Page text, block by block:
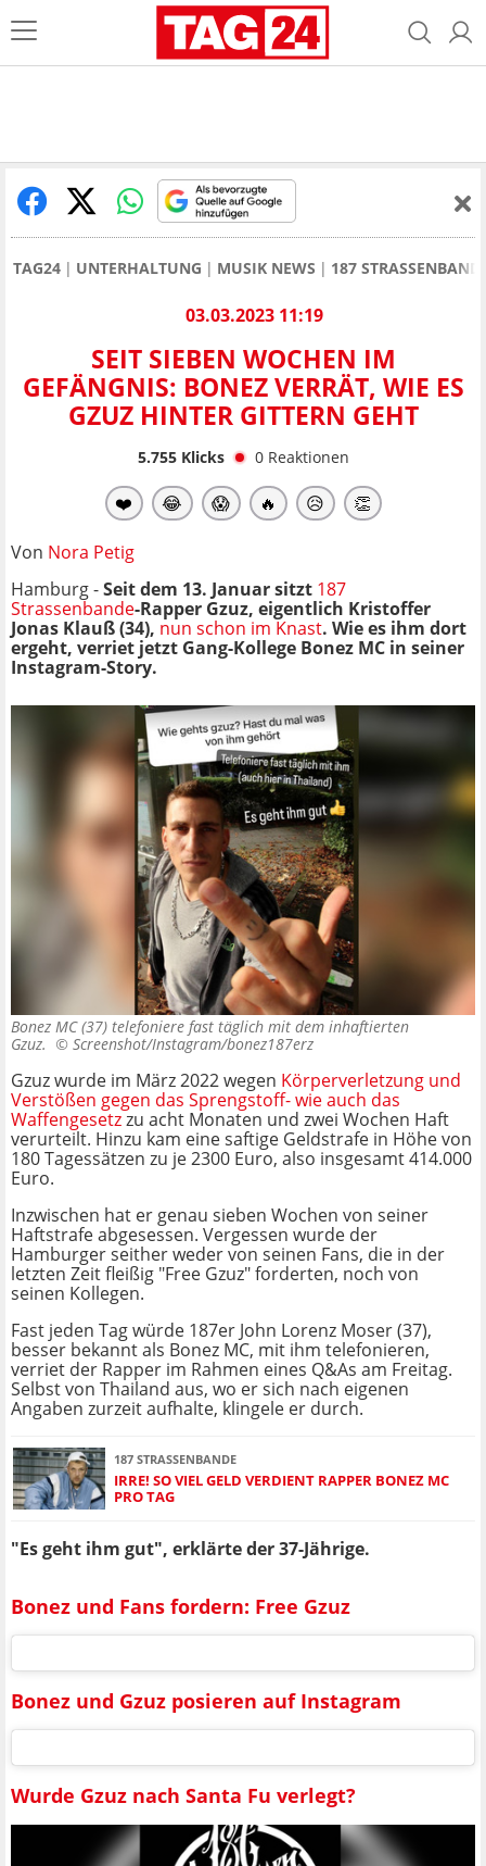
TAG24 UNTERHALTUNG MUSIK NEWS 187
03.03.2023 11:19
SEIT SIEBEN WOCHEN IM
GEFÄNGNIS: BONEZ VERRÄT, WIE ES
GZUZ HINTER GITTERN GEHT
5.755Klicks 0 Reaktionen
❤️ 😂 😱 🔥 😥 👏
Von Nora Petig
Hamburg -Seit dem 13. Januar sitzt 187
Strassenbande-Rapper Gzuz, eigentlich Kristoffer
Jonas Klauß (34), nun schon im Knast. Wie es ihm dort
ergeht, verriet jetzt Gang-Kollege Bonez MC in seiner
Instagram-Story.
Bonez MC (37) telefoniere fast täglich mit dem inhaftierten
Gzuz. © Screenshot/Instagram/bonez187erz
Gzuz wurde im März 2022 wegen Körperverletzung und
Verstößen gegen das Sprengstoff- wie auch das
Waffengesetzzu acht Monaten und zwei Wochen Haft
verurteilt. Hinzu kam eine saftige Geldstrafe in Höhe von
180 Tagessätzen zu je 2300 Euro, also insgesamt 414.000
Euro.
Inzwischen hat er genau sieben Wochen von seiner
Haftstrafe abgesessen. Vergessen wurde der
Hamburger seither weder von seinen Fans, die in der
letzten Zeit fleißig "Free Gzuz" forderten, noch von
seinen Kollegen.
Fast jeden Tag würde 187er John Lorenz Moser (37),
besser bekannt als Bonez MC, mit ihm telefonieren,
verriet der Rapper im Rahmen eines Q&As am Freitag.
Selbst von Thailand aus, wo er sich nach eigenen
Angaben zurzeit aufhalte, klingele er durch.
187 STRASSENBANDE
IRRE! SO VIEL GELD VERDIENT RAPPER BONEZ MC
PRO TAG
"Es geht ihm gut", erklärte der 37-Jährige.
Bonez und Fans fordern: Free Gzuz
Bonez und Gzuz posieren auf Instagram
Wurde Gzuz nach Santa Fu verlegt?